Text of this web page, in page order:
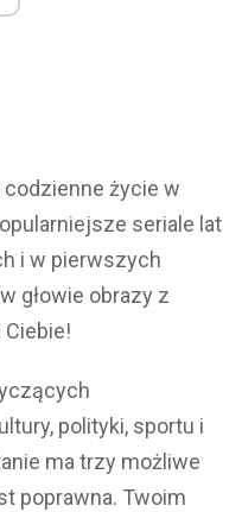
codzienne życie w
seriale lat
i w pierwszych
głowie obrazy z
polityki, sportu i
ma trzy możliwe
poprawna. Twoim